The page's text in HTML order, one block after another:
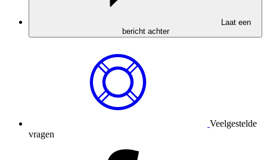
Laat een
bericht achter
Veelgestelde
vragen